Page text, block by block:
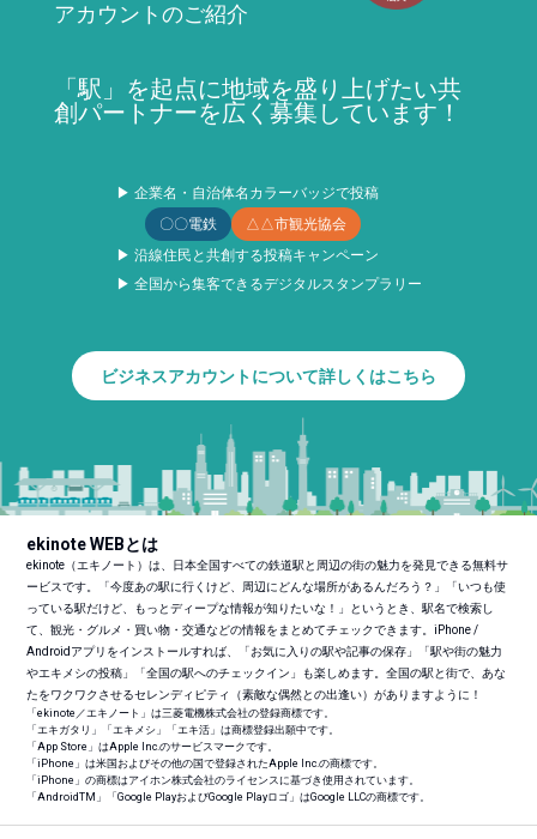
アカウントのご紹介
「駅」を起点に地域を盛り上げたい共
創パートナーを広く募集しています！
▶ 企業名・自治体名カラーバッジで投稿
〇〇電鉄
△△市観光協会
▶ 沿線住民と共創する投稿キャンペーン
▶ 全国から集客できるデジタルスタンプラリー
ビジネスアカウントについて詳しくはこちら
ekinote WEBとは
ekinote（エキノート）は、日本全国すべての鉄道駅と周辺の街の魅力を発見できる無料サ
ービスです。「今度あの駅に行くけど、周辺にどんな場所があるんだろう？」「いつも使
っている駅だけど、もっとディープな情報が知りたいな！」というとき、駅名で検索し
て、観光・グルメ・買い物・交通などの情報をまとめてチェックできます。iPhone /
Androidアプリをインストールすれば、「お気に入りの駅や記事の保存」「駅や街の魅力
やエキメシの投稿」「全国の駅へのチェックイン」も楽しめます。全国の駅と街で、あな
たをワクワクさせるセレンディピティ（素敵な偶然との出逢い）がありますように！
「ekinote／エキノート」は三菱電機株式会社の登録商標です。
「エキガタリ」「エキメシ」「エキ活」は商標登録出願中です。
「App Store」はApple Inc.のサービスマークです。
「iPhone」は米国およびその他の国で登録されたApple Inc.の商標です。
「iPhone」の商標はアイホン株式会社のライセンスに基づき使用されています。
「AndroidTM 」「Google PlayおよびGoogle Playロゴ」はGoogle LLCの商標です。